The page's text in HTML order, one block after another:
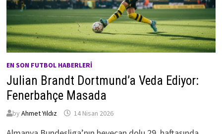
EN SON FUTBOL HABERLERI
Julian Brandt Dortmund’a Veda Ediyor:
Fenerbahçe Masada
by Ahmet Yıldız 14 Nisan 2026